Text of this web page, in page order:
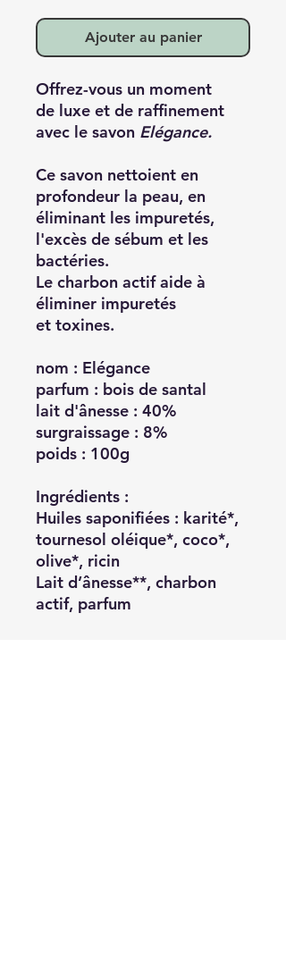
Ajouter au panier
Offrez-vous un moment
de luxe et de raffinement
avec le savon Elégance.
Ce savon nettoient en
profondeur la peau, en
éliminant les impuretés,
l'excès de sébum et les
bactéries.
Le charbon actifaide à
éliminer impuretés
et toxines.
nom : Elégance
parfum : bois de santal
lait d'ânesse : 40%
surgraissage : 8%
poids : 100g
Ingrédients :
Huiles saponifiées : karité*,
tournesol oléique*, coco*,
olive*, ricin
Lait d’ânesse**, charbon
actif, parfum